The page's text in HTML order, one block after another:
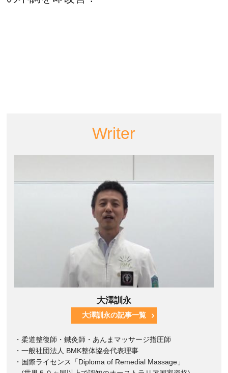
Writer
大澤訓永
大澤訓永の記事一覧
・柔道整復師・鍼灸師・あんまマッサージ指圧師
・一般社団法人 BMK整体協会代表理事
・国際ライセンス「Diploma of Remedial Massage」